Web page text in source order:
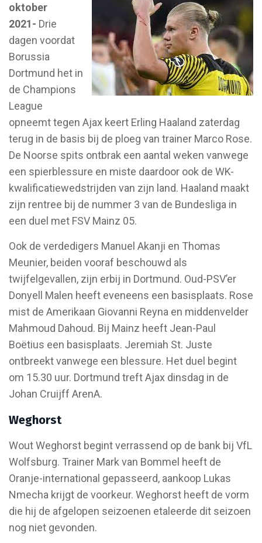
oktober
2021- Drie
dagen voordat
Borussia
Dortmund het in
de Champions
League
opneemt tegen Ajax keert Erling Haaland zaterdag
terug in de basis bij de ploeg van trainer Marco Rose.
De Noorse spits ontbrak een aantal weken vanwege
een spierblessure en miste daardoor ook de WK-
kwalificatiewedstrijden van zijn land. Haaland maakt
zijn rentree bij de nummer 3 van de Bundesliga in
een duel met FSV Mainz 05.
Ook de verdedigers Manuel Akanji en Thomas
Meunier, beiden vooraf beschouwd als
twijfelgevallen, zijn erbij in Dortmund. Oud-PSV’er
Donyell Malen heeft eveneens een basisplaats. Rose
mist de Amerikaan Giovanni Reyna en middenvelder
Mahmoud Dahoud. Bij Mainz heeft Jean-Paul
Boëtius een basisplaats. Jeremiah St. Juste
ontbreekt vanwege een blessure. Het duel begint
om 15.30 uur. Dortmund treft Ajax dinsdag in de
Johan Cruijff ArenA.
Weghorst
Wout Weghorst begint verrassend op de bank bij VfL
Wolfsburg. Trainer Mark van Bommel heeft de
Oranje-international gepasseerd, aankoop Lukas
Nmecha krijgt de voorkeur. Weghorst heeft de vorm
die hij de afgelopen seizoenen etaleerde dit seizoen
nog niet gevonden.